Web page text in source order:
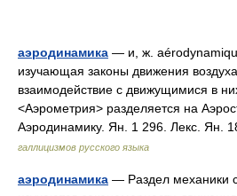
аэродинамика — и, ж.
изучающая законы движения
взаимодействие с движущимися в
<Аэрометрия> разделяется на
Аэродинамику. Ян. 1 296. Лекс. Ян.
галлицизмов русского языка
аэродинамика — Раздел механики